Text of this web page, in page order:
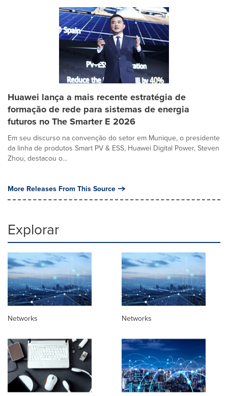
Huawei lança a mais recente estratégia de
formação de rede para sistemas de energia
futuros no The Smarter E 2026
Em seu discurso na convenção do setor em Munique, o presidente
da linha de produtos Smart PV & ESS, Huawei Digital Power, Steven
Zhou, destacou o...
More Releases From This Source
Explorar
Networks Networks